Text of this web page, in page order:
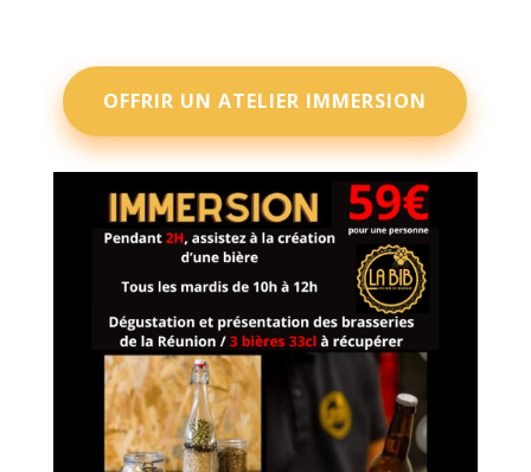
OFFRIR UN ATELIER IMMERSION